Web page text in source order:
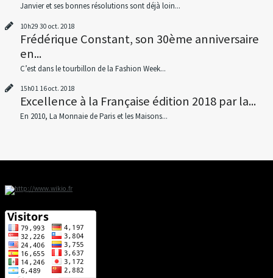
Janvier et ses bonnes résolutions sont déjà loin...
10h29 30 oct. 2018
Frédérique Constant, son 30ème anniversaire
en...
C’est dans le tourbillon de la Fashion Week...
15h01 16oct. 2018
Excellence à la Française édition 2018 par la...
En 2010, La Monnaie de Paris et les Maisons...